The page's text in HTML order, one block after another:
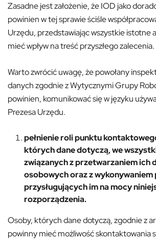
Zasadne jest założenie, że IOD jako
powinien w tej sprawie ściśle
Urzędu, przedstawiając wszystkie istotne
mieć wpływ na treść przyszłego zalecenia.
Warto zwrócić uwagę, że powołany
danych zgodnie z Wytycznymi Grupy
powinien, komunikować się w języku
Prezesa Urzędu.
pełnienie roli punktu
których dane dotyczą, we
związanych z przetwarzaniem ich
osobowych oraz z wykonywaniem
przysługujących im na mocy
rozporządzenia.
Osoby, których dane dotyczą, zgodnie z
powinny mieć możliwość skontaktowania